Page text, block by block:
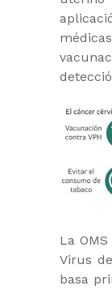
La
Virus
basa